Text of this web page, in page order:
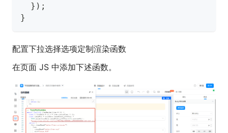
} ) ;
}
配置下拉选择选项定制渲染函数
在页面 JS 中添加下述函数。